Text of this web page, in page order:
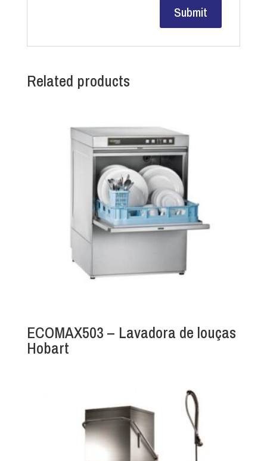
Related products
ECOMAX503 – Lavadora de louças
Hobart